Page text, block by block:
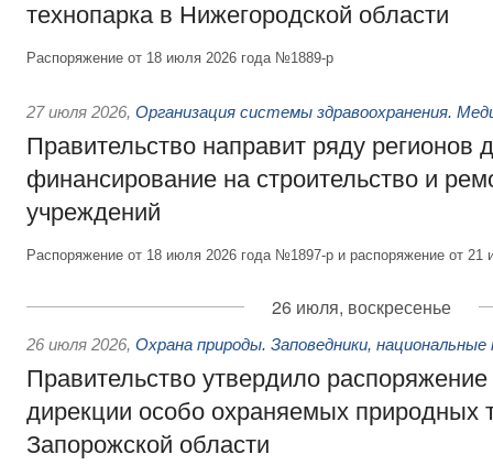
технопарка в Нижегородской области
Распоряжение от 18 июля 2026 года №1889-р
27 июля 2026, Организация системы здравоохранения.
Правительство направит ряду регионов
финансирование на строительство и
учреждений
Распоряжение от 18 июля 2026 года №1897-р и распоряжение от
26 июля, воскресенье
26 июля 2026, Охрана природы. Заповедники, национальные
Правительство утвердило
дирекции особо охраняемых природных
Запорожской области